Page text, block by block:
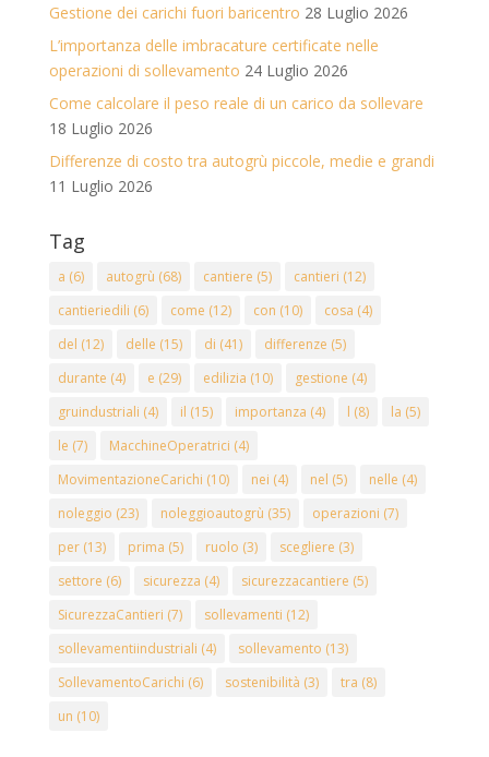
Gestione dei carichi fuori baricentro 28 Luglio 2026
L’importanza delle imbracature certificate nelle
operazioni di sollevamento 24 Luglio 2026
Come calcolare il peso reale di un carico da sollevare
18 Luglio 2026
Differenze di costo tra autogrù piccole, medie e grandi
11 Luglio 2026
Tag
a (6) autogrù (68) cantiere (5) cantieri (12)
cantieriedili (6) come (12) con (10) cosa (4)
del (12) delle (15) di (41) differenze (5)
durante (4) e (29) edilizia (10) gestione (4)
gruindustriali (4) il (15) importanza (4) l (8) la (5)
le (7) MacchineOperatrici (4)
MovimentazioneCarichi (10) nei (4) nel (5) nelle (4)
noleggio (23) noleggioautogrù (35) operazioni (7)
per(13) prima (5) ruolo (3) scegliere (3)
settore (6) sicurezza (4) sicurezzacantiere (5)
SicurezzaCantieri (7) sollevamenti (12)
sollevamentiindustriali (4) sollevamento (13)
SollevamentoCarichi (6) sostenibilità (3) tra (8)
un (10)